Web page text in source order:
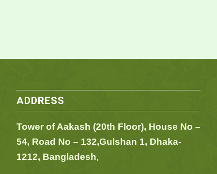
ADDRESS
Tower of Aakash (20th Floor), House No –
54, Road No – 132,Gulshan 1, Dhaka-
1212, Bangladesh,